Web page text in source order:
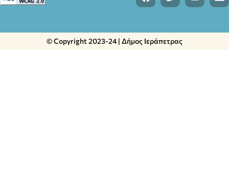
© Copyright 2023-24 | Δήμος Ιεράπετρας